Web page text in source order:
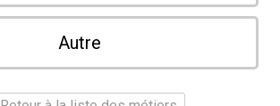
Autre